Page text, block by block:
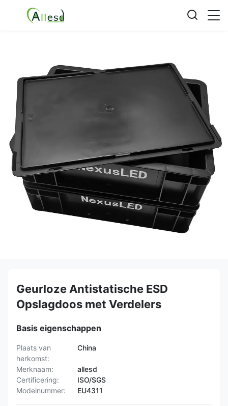
Geurloze Antistatische ESD
Opslagdoos met Verdelers
Basis eigenschappen
Plaats van
herkomst:
China
Merknaam:
allesd
Certificering:
ISO/SGS
Modelnummer:
EU4311